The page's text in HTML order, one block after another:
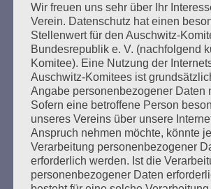
Erklärung des Auschwitz-Komitees zum
2010 Gemeinsam Alt- und Neonazis am
2010 in Dresden stoppen. Dresden, 13.
1998 ist Dresden regelmäßiger
europaweiten Naziaufmarschs. Im Jahr
mehr als 6000 Neonazis aus dem In- und
Jahre haben sie sich in Dresden mehr
Wir freuen uns sehr über Ihr
Verein. Datenschutz hat einen
Stellenwert für den Auschwitz-
Bundesrepublik e. V. (nachfolgend
Komitee). Eine Nutzung der
Auschwitz-Komitees ist
Angabe personenbezogener Daten
Sofern eine betroffene Person
unseres Vereins über unsere
Anspruch nehmen möchte, könnte
Verarbeitung personenbezogener
erforderlich werden. Ist die
personenbezogener Daten